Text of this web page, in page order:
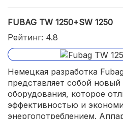
FUBAG TW 1250+SW 1250
Рейтинг: 4.8
Немецкая разработка
представляет собой новый
оборудования, которое
эффективностью и
энергопотреблением.